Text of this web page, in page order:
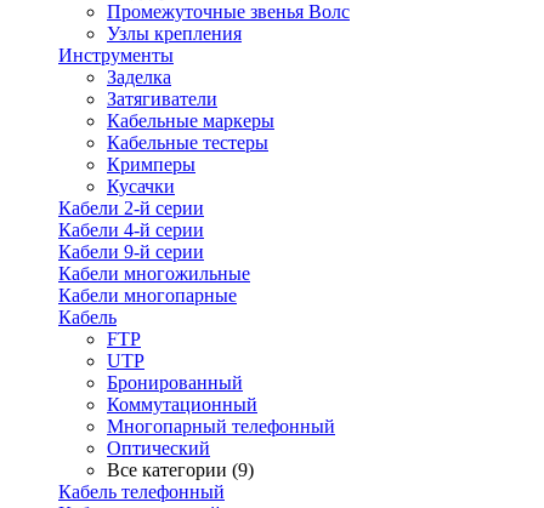
Промежуточные звенья Волс
Узлы крепления
Инструменты
Заделка
Затягиватели
Кабельные маркеры
Кабельные тестеры
Кримперы
Кусачки
Кабели 2-й серии
Кабели 4-й серии
Кабели 9-й серии
Кабели многожильные
Кабели многопарные
Кабель
FTP
UTP
Бронированный
Коммутационный
Многопарный телефонный
Оптический
Все категории (9)
Кабель телефонный